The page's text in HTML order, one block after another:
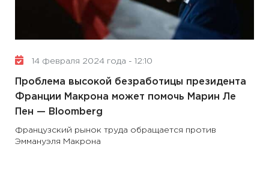
14 февраля 2024 года - 12:10
Проблема высокой безработицы президента
Франции Макрона может помочь Марин Ле
Пен — Bloomberg
Французский рынок труда обращается против
Эммануэля Макрона